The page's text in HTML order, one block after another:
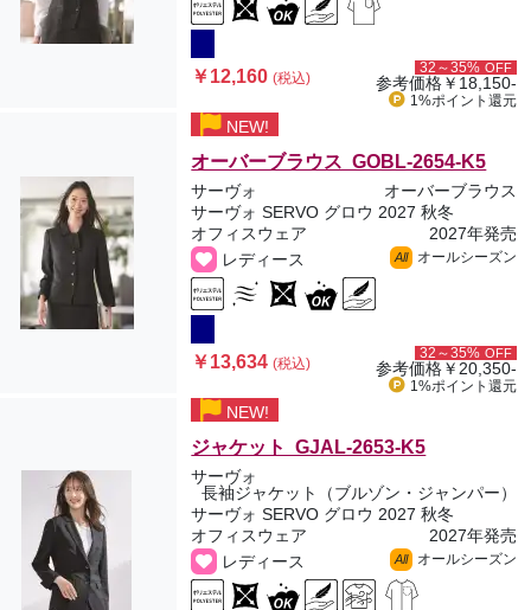
￥12,160(税込)
32～35% OFF
参考価格￥18,150-
1%ポイント 還元
NEW!
オーバーブラウス GOBL-2654-K5
サーヴォ
オーバーブラウス
サーヴォ SERVO グロウ 2027 秋冬
オフィスウェア
2027年発売
レディース
All オールシーズン
￥13,634(税込)
32～35% OFF
参考価格￥20,350-
1%ポイント 還元
NEW!
ジャケット GJAL-2653-K5
サーヴォ
長袖ジャケット（ブルゾン・ジャンパー）
サーヴォ SERVO グロウ 2027 秋冬
オフィスウェア
2027年発売
レディース
All オールシーズン